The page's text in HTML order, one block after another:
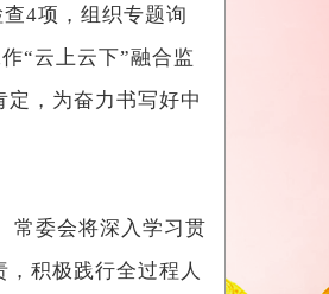
4项，组织专题询
“云上云下”融合监
，为奋力书写好中
常委会将深入学习贯
积极践行全过程人